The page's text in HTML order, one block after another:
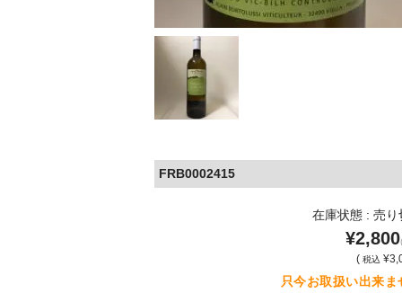
FRB0002415
在庫状態 : 売り
¥2,800
( 税込
只今お取扱い出来ま